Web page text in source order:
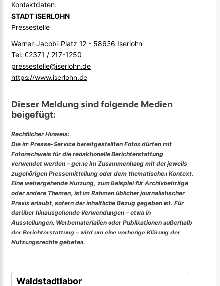
Kontaktdaten:
STADT ISERLOHN
Pressestelle
Werner-Jacobi-Platz 12 - 58636 Iserlohn
Tel. 02371 / 217-1250
pressestelle@iserlohn.de
https://www.iserlohn.de
Dieser Meldung sind folgende Medien
beigefügt:
Rechtlicher Hinweis:
Die im Presse-Service bereitgestellten Fotos dürfen mit
Fotonachweis für die redaktionelle Berichterstattung
verwendet werden – gerne im Zusammenhang mit der jeweils
zugehörigen Pressemitteilung oder dem thematischen Kontext.
Eine weitergehende Nutzung, zum Beispiel für Archivbeiträge
oder andere Themen, ist im Rahmen üblicher journalistischer
Praxis erlaubt, sofern der inhaltliche Bezug gegeben ist. Für
darüber hinausgehende Verwendungen – etwa in
Ausstellungen, Werbematerialien oder Publikationen außerhalb
der Berichterstattung – wird um eine vorherige Klärung der
Nutzungsrechte gebeten.
Waldstadtlabor